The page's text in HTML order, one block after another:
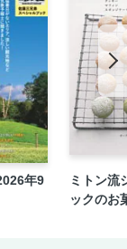
い〟アフター
年9
ミトン流
ックのお